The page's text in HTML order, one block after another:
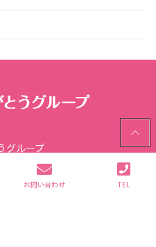
グループ
ちなか市高場2343-1
2755(代)
お問い合わせ TEL